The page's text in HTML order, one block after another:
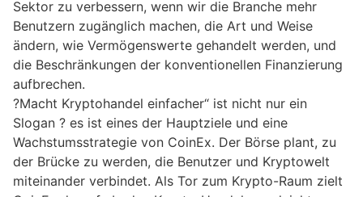
Sektor zu verbessern, wenn wir die Branche mehr
Benutzern zugänglich machen, die Art und Weise
ändern, wie Vermögenswerte gehandelt werden, und
die Beschränkungen der konventionellen Finanzierung
aufbrechen.
?Macht Kryptohandel einfacher“ ist nicht nur ein
Slogan ? es ist eines der Hauptziele und eine
Wachstumsstrategie von CoinEx. Der Börse plant, zu
der Brücke zu werden, die Benutzer und Kryptowelt
miteinander verbindet. Als Tor zum Krypto-Raum zielt